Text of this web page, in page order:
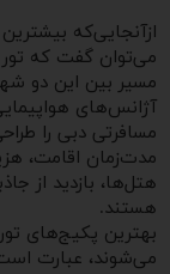
ازآنجایی‌که
می‌توان گفت که تور
مسیر بین این دو
آژانس‌های
مسافرتی دبی را
مدت‌زمان اقامت،
هتل‌ها، بازدید از
هستند.
بهترین پکیج‌های
می‌شوند، عبارت